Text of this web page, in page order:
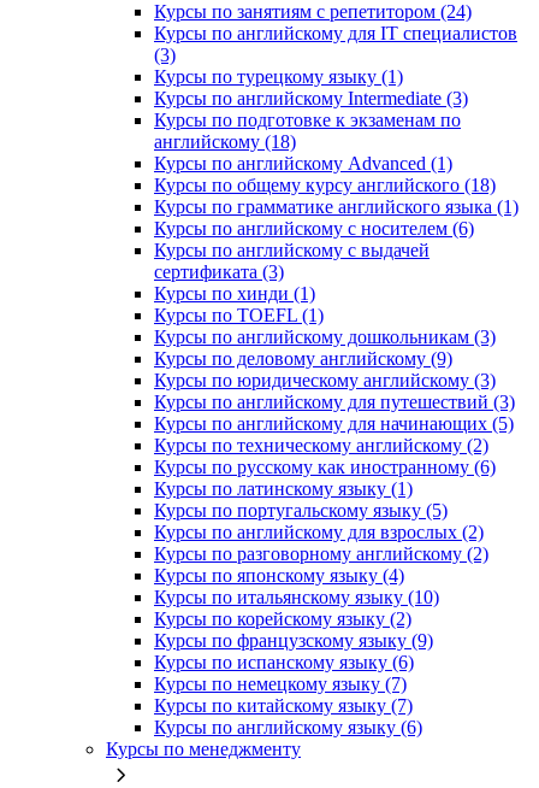
Курсы по занятиям с репетитором (24)
Курсы по английскому для IT специалистов
(3)
Курсы по турецкому языку (1)
Курсы по английскому Intermediate (3)
Курсы по подготовке к экзаменам по
английскому (18)
Курсы по английскому Advanced (1)
Курсы по общему курсу английского (18)
Курсы по грамматике английского языка (1)
Курсы по английскому с носителем (6)
Курсы по английскому с выдачей
сертификата (3)
Курсы по хинди (1)
Курсы по TOEFL (1)
Курсы по английскому дошкольникам (3)
Курсы по деловому английскому (9)
Курсы по юридическому английскому (3)
Курсы по английскому для путешествий (3)
Курсы по английскому для начинающих (5)
Курсы по техническому английскому (2)
Курсы по русскому как иностранному (6)
Курсы по латинскому языку (1)
Курсы по португальскому языку (5)
Курсы по английскому для взрослых (2)
Курсы по разговорному английскому (2)
Курсы по японскому языку (4)
Курсы по итальянскому языку (10)
Курсы по корейскому языку (2)
Курсы по французскому языку (9)
Курсы по испанскому языку (6)
Курсы по немецкому языку (7)
Курсы по китайскому языку (7)
Курсы по английскому языку (6)
Курсы по менеджменту